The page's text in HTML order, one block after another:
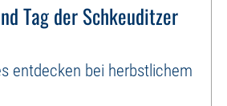
Tag der Schkeuditzer
entdecken bei herbstlichem